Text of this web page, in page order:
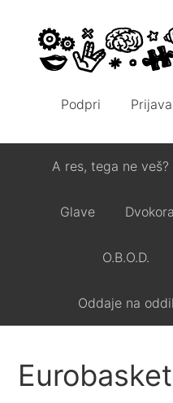
Podpri Prijava
A res, tega ne veš?
Glave
O.B.O.D.
Oddaje na
Eurobasket